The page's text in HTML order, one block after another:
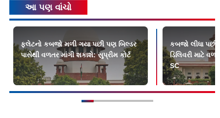
આ પણ વાંચો
ફ્લેટનો કબજો મળી ગયા પછી પણ બિલ્ડર
પાસેથી વળતર માંગી શકાશે: સુપ્રીમ કોર્ટ
કબજો લીધા પછી
ડિલિવરી માટે
SC